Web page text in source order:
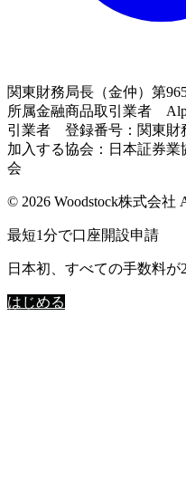
関東財務局長（金仲）第
所属金融商品取引業者
引業者 登録番号：関東財
加入する協会：日本証券
会
© 2026 Woodstock株式会社
最短1分で口座開設申請
日本初、すべての手数料が
はじめる